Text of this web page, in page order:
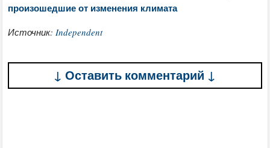
произошедшие от изменения климата
Источник: Independent
↓ Оставить комментарий ↓